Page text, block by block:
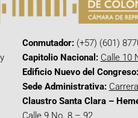
Conmutador:(+57) (601)
Capitolio Nacional: Calle 10
Edificio Nuevo del Congreso:
Sede Administrativa:
Claustro Santa Clara –
Calle 9 No. 8 – 92